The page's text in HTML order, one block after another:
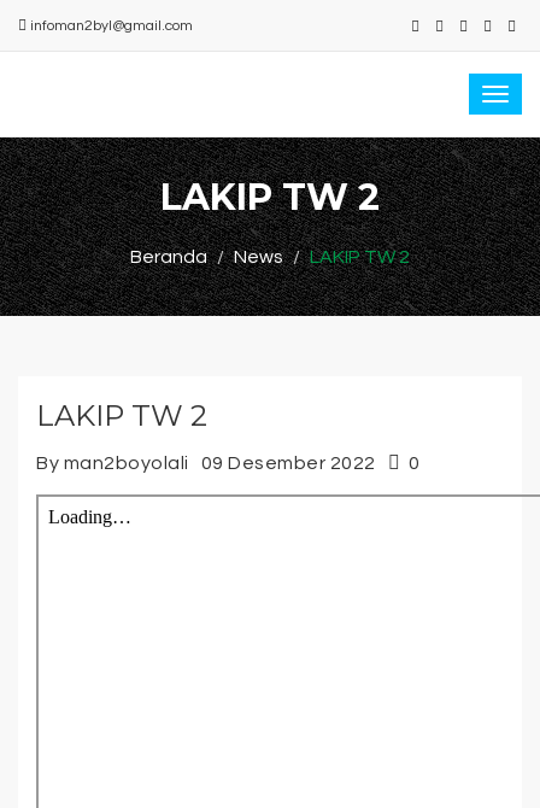
infoman2byl@gmail.com
LAKIP TW 2
Beranda News LAKIP TW 2
LAKIP TW 2
By man2boyolali 09 Desember 2022 0